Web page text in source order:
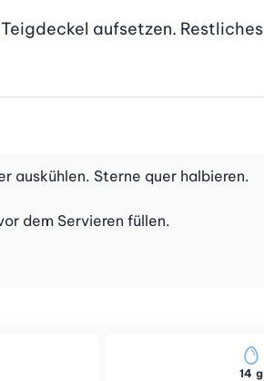
aufsetzen. Restliches
auskühlen. Sterne quer halbieren.
dem Servieren füllen.
14 g